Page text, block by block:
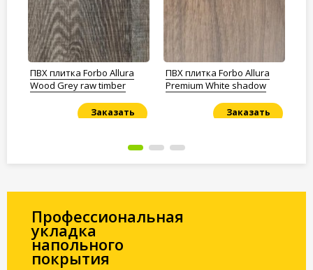
ПВХ плитка Forbo Allura
Wood Grey raw timber
Заказать
ПВХ плитка Forbo Allura
Premium White shadow
Заказать
Профессиональная
укладка
напольного
покрытия